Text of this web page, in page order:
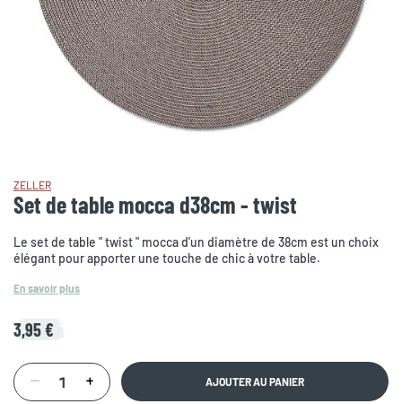
ZELLER
Set de table mocca d38cm - twist
Le set de table " twist " mocca d'un diamètre de 38cm est un choix
élégant pour apporter une touche de chic à votre table.
En savoir plus
3,95 €
AJOUTER AU PANIER